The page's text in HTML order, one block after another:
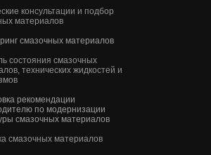
консультации и подбор
материалов
смазочных материалов
состояния смазочных
технических жидкостей и
рекомендации
по модернизации
смазочных материалов
смазочных материалов